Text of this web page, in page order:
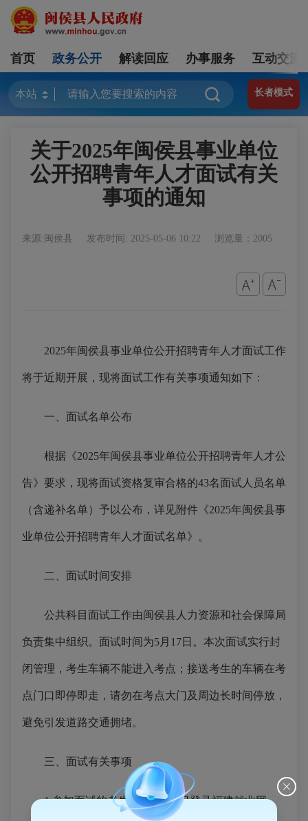
首页 政务公开 解读回应 办事服务 互动交流
长者模式
关于2025年闽侯县事业单位
公开招聘青年人才面试有关
事项的通知
来源:闽侯县 发布时间: 2025-05-06 10:22 浏览量：2005
2025年闽侯县事业单位公开招聘青年人才面试工作
将于近期开展，现将面试工作有关事项通知如下：
一、面试名单公布
根据《2025年闽侯县事业单位公开招聘青年人才公
告》要求，现将面试资格复审合格的43名面试人员名单
（含递补名单）予以公布，详见附件《2025年闽侯县事
业单位公开招聘青年人才面试名单》。
二、面试时间安排
公共科目面试工作由闽侯县人力资源和社会保障局
负责集中组织。面试时间为5月17日。本次面试实行封
闭管理，考生车辆不能进入考点；接送考生的车辆在考
点门口即停即走，请勿在考点大门及周边长时间停放，
避免引发道路交通拥堵。
三、面试有关事项
1.参加面试的考生请于5月14日登录福建就业网